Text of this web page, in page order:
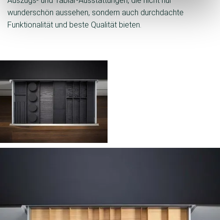
wunderschön aussehen, sondern auch durchdachte
Funktionalität und beste Qualität bieten.